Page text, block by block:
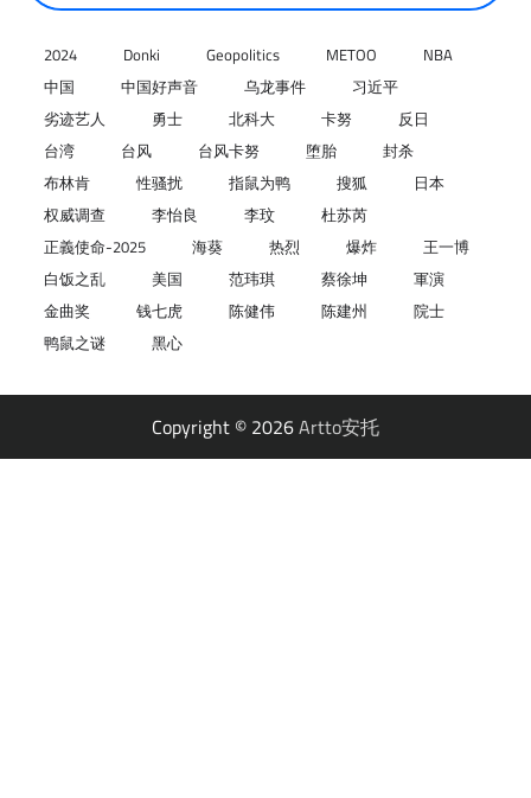
2024 Donki Geopolitics METOO
NBA
中国
中国好声音 乌龙事件
习近平
劣迹艺人
勇士 北科大 卡努
反日
台湾
台风 台风卡努 堕胎
封杀
布林肯
性骚扰 指鼠为鸭 搜狐
日本
权威调查
李怡良 李玟
杜苏芮
正義使命-2025
海葵 热烈 爆炸
王一博
白饭之乱
美国 范玮琪 蔡徐坤
軍演
金曲奖
钱七虎 陈健伟 陈建州
院士
鸭鼠之谜
黑心
Copyright © 2026Artto安托